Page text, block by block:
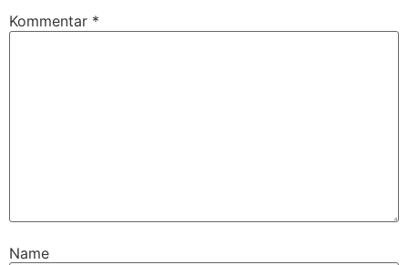
Kommentar *
Name